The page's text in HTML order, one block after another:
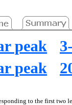
peak
peak
to the first two